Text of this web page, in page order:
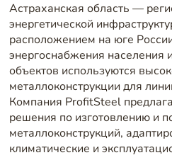
Астраханская область —
энергетической
расположением на юге
энергоснабжения
объектов используются
металлоконструкции для
Компания ProfitSteel
решения по изготовлению и
металлоконструкций,
климатические и